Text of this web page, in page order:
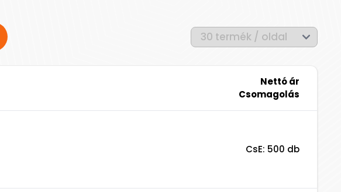
Nettó ár
Csomagolás
CsE: 500 db